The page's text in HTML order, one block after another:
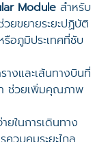
Module สำหรับ
วยขยายระยะปฏิบัติ
อภูมิประเทศที่ซับ
งและเส้นทางบินที่
ช่วยเพิ่มคุณภาพ
ยในการเดินทาง